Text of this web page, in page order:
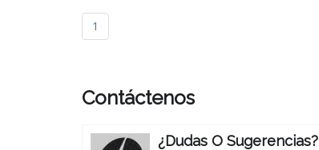
1
Contáctenos
¿Dudas O Sugerencias?